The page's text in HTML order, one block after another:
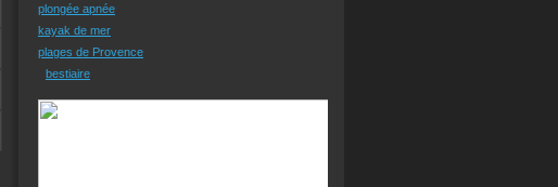
plongée apnée
kayak de mer
plages de Provence
bestiaire